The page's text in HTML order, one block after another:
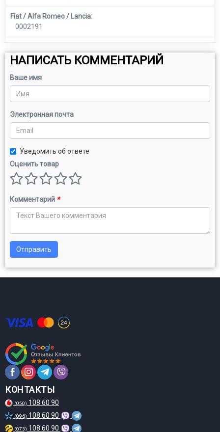
Fiat / Alfa Romeo / Lancia:
0002191
НАПИСАТЬ КОММЕНТАРИЙ
Ваше имя
Электронная почта
Уведомить об ответе
Оценить товар
Комментарий *
Отправить
КОНТАКТЫ
(050) 108 60 90
(096) 108 60 90
(073) 108 60 90